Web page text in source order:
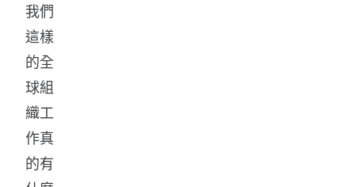
我們
這樣
的全
球組
織工
作真
的有